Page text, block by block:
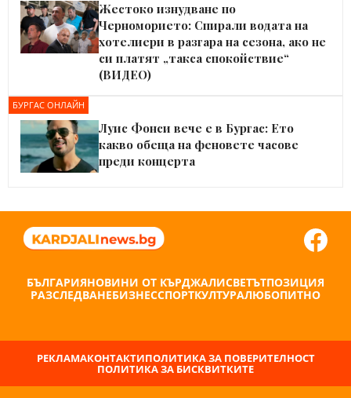
Жестоко изнудване по
Черноморието: Спирали водата на
хотелиери в разгара на сезона, ако не
си платят „такса спокойствие“
(ВИДЕО)
БУРГАС ОНЛАЙН
Луис Фонси вече е в Бургас: Ето
какво обеща на феновете часове
преди концерта
БЪЛГАРИЯНОВИНИ ОТ КЪРДЖАЛИСВЕТЪТПОЗИЦИЯ
РАЗСЛЕДВАНЕБИЗНЕССПОРТКУЛТУРАЛЮБОПИТНО
РЕКЛАМАКОНТАКТИПОЛИТИКА ЗА ПОВЕРИТЕЛНОСТ
ПОЛИТИКА ЗА БИСКВИТКИТЕ